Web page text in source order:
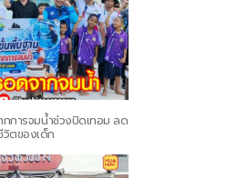
กการจมน้ำช่วงปิดเทอม ลด
วิตของเด็ก